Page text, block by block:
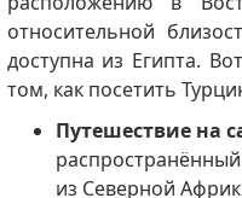
относительной
доступна из Египта.
том, как посетить
Путешествие на
из Северной